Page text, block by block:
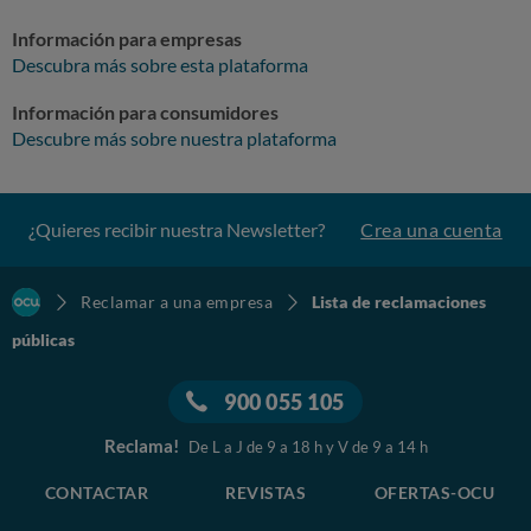
Información para empresas
Descubra más sobre esta plataforma
Información para consumidores
Descubre más sobre nuestra plataforma
¿Quieres recibir nuestra Newsletter? Crea una cuenta
Reclamar a una empresa
Lista de reclamaciones
públicas
900 055 105
Reclama! De L a J de 9 a 18 h y V de 9 a 14 h
CONTACTAR REVISTAS OFERTAS-OCU